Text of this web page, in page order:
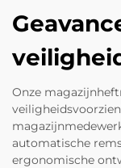
Onze
automatische
ergonomische